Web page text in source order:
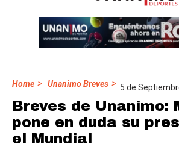
Home > Unanimo Breves > 5 de
Breves de Unanimo:
pone en duda su
el Mundial